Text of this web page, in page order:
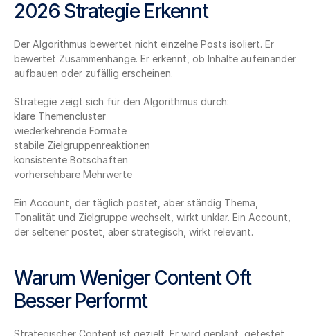
2026 Strategie Erkennt
Der Algorithmus bewertet nicht einzelne Posts isoliert. Er
bewertet Zusammenhänge. Er erkennt, ob Inhalte aufeinander
aufbauen oder zufällig erscheinen.
Strategie zeigt sich für den Algorithmus durch:
klare Themencluster
wiederkehrende Formate
stabile Zielgruppenreaktionen
konsistente Botschaften
vorhersehbare Mehrwerte
Ein Account, der täglich postet, aber ständig Thema,
Tonalität und Zielgruppe wechselt, wirkt unklar. Ein Account,
der seltener postet, aber strategisch, wirkt relevant.
Warum Weniger Content Oft
Besser Performt
Strategischer Content ist gezielt. Er wird geplant, getestet